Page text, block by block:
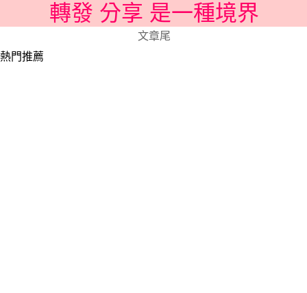
轉發 分享 是一種境界
文章尾
熱門推薦